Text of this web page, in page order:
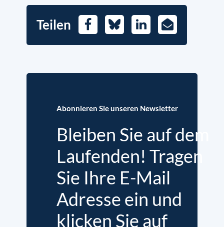
Teilen FacebookBlueskyLinkedIn
E-
Mail
Abonnieren Sie unseren Newsletter
Bleiben Sie auf dem
Laufenden! Tragen
Sie Ihre E-Mail
Adresse ein und
klicken Sie auf